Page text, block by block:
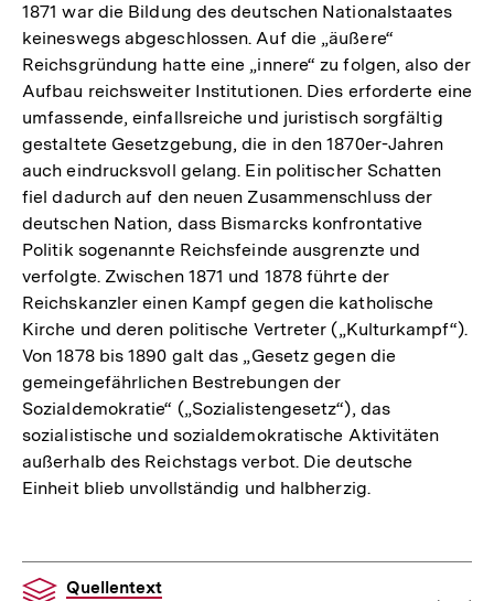
1871 war die Bildung des deutschen Nationalstaates
keineswegs abgeschlossen. Auf die „äußere“
Reichsgründung hatte eine „innere“ zu folgen, also der
Aufbau reichsweiter Institutionen. Dies erforderte eine
umfassende, einfallsreiche und juristisch sorgfältig
gestaltete Gesetzgebung, die in den 1870er-Jahren
auch eindrucksvoll gelang. Ein politischer Schatten
fiel dadurch auf den neuen Zusammenschluss der
deutschen Nation, dass Bismarcks konfrontative
Politik sogenannte Reichsfeinde ausgrenzte und
verfolgte. Zwischen 1871 und 1878 führte der
Reichskanzler einen Kampf gegen die katholische
Kirche und deren politische Vertreter („Kulturkampf“).
Von 1878 bis 1890 galt das „Gesetz gegen die
gemeingefährlichen Bestrebungen der
Sozialdemokratie“ („Sozialistengesetz“), das
sozialistische und sozialdemokratische Aktivitäten
außerhalb des Reichstags verbot. Die deutsche
Einheit blieb unvollständig und halbherzig.
Quellentext